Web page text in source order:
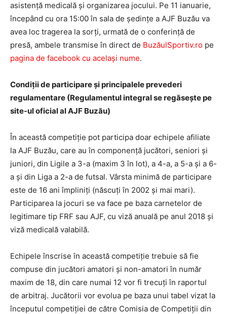
asistenţă medicală şi organizarea jocului. Pe 11 ianuarie,
începând cu ora 15:00 în sala de şedinţe a AJF Buzău va
avea loc tragerea la sorţi, urmată de o conferinţă de
presă, ambele transmise în direct de BuzăulSportiv.ro pe
pagina de facebook cu acelaşi nume.
Condiţii de participare şi principalele prevederi
regulamentare (Regulamentul integral se regăseşte pe
site-ul oficial al AJF Buzău)
În această competiţie pot participa doar echipele afiliate
la AJF Buzău, care au în componenţă jucători, seniori şi
juniori, din Ligile a 3-a (maxim 3 în lot), a 4-a, a 5-a şi a 6-
a şi din Liga a 2-a de futsal. Vârsta minimă de participare
este de 16 ani împliniţi (născuţi în 2002 şi mai mari).
Participarea la jocuri se va face pe baza carnetelor de
legitimare tip FRF sau AJF, cu viză anuală pe anul 2018 şi
viză medicală valabilă.
Echipele înscrise în această competiţie trebuie să fie
compuse din jucători amatori şi non-amatori în număr
maxim de 18, din care numai 12 vor fi trecuţi în raportul
de arbitraj. Jucătorii vor evolua pe baza unui tabel vizat la
începutul competiţiei de către Comisia de Competiţii din